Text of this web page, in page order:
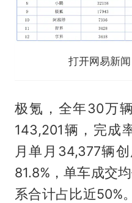
打开网易新
极氪，全年30万
143,201辆，完成
月单月34,377辆
81.8%，单车成交
系合计占比近50%